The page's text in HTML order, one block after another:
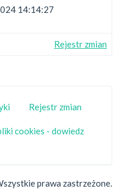
14:14:27
Rejestr zmian
Rejestr zmian
cookies - dowiedz
prawa zastrzeżone.